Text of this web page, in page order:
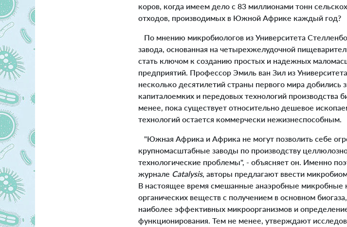
коров, когда имеем дело с 83 миллионами тонн
отходов, производимых в Южной Африке каждый год?
По мнению микробиологов из Университета
завода, основанная на четырехжелудочной
стать ключом к созданию простых и надежных
предприятий. Профессор Эмиль ван Зил из
несколько десятилетий страны первого мира добились
капиталоемких и передовых технологий производства
менее, пока существует относительно дешевое
технологий остается коммерчески нежизнеспособным.
"Южная Африка и Африка не могут позволить себе
крупномасштабные заводы по производству
технологические проблемы", - объясняет он. Именно
журнале Catalysis, авторы предлагают ввести
В настоящее время смешанные анаэробные микробные
органических веществ с получением в основном
наиболее эффективных микроорганизмов и
функционирования. Тем не менее, утверждают